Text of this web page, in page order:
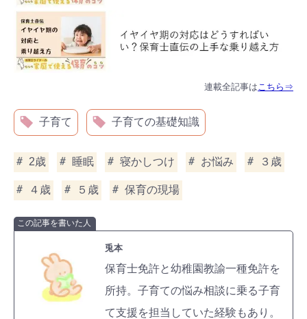
連載全記事は こちら⇒
子育て 子育ての基礎知識
2歳 睡眠 寝かしつけ お悩み ３歳
４歳 ５歳 保育の現場
この記事を書いた人
兎本
保育士免許と幼稚園教諭一種免許を
所持。子育ての悩み相談に乗る子育
て支援を担当していた経験もあり。